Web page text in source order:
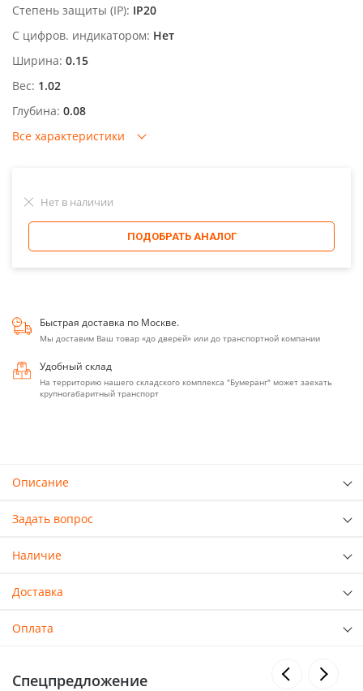
Степень защиты (IP): IP20
С цифров. индикатором: Нет
Ширина: 0.15
Вес: 1.02
Глубина: 0.08
Все характеристики
Нет в наличии
ПОДОБРАТЬ АНАЛОГ
Быстрая доставка по Москве.
Мы доставим Ваш товар «до дверей» или до транспортной компании
Удобный склад
На территорию нашего складского комплекса "Бумеранг" может заехать
крупногабаритный транспорт
Описание
Задать вопрос
Наличие
Доставка
Оплата
Спецпредложение